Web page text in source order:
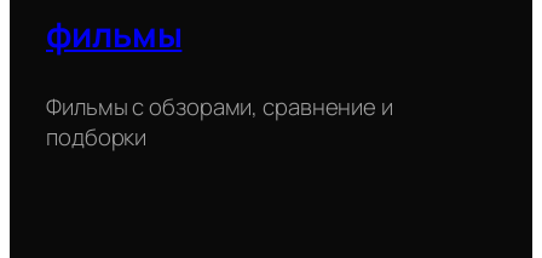
фильмы
Фильмы с обзорами, сравнение и
подборки